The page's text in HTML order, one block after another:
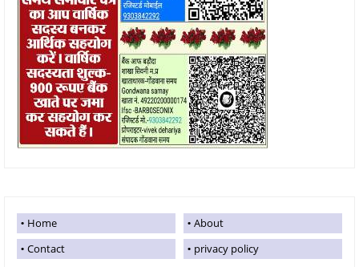
Home
About
Contact
privacy policy